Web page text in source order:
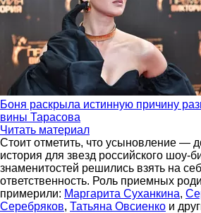
Боня раскрыла истинную причину
вины Тарасова
Читать материал
Стоит отметить, что усыновление —
история для звезд российского шоу-
знаменитостей решились взять на
ответственность. Роль приемных
примерили: Маргарита Суханкина,
Серебряков, Татьяна Овсиенко и